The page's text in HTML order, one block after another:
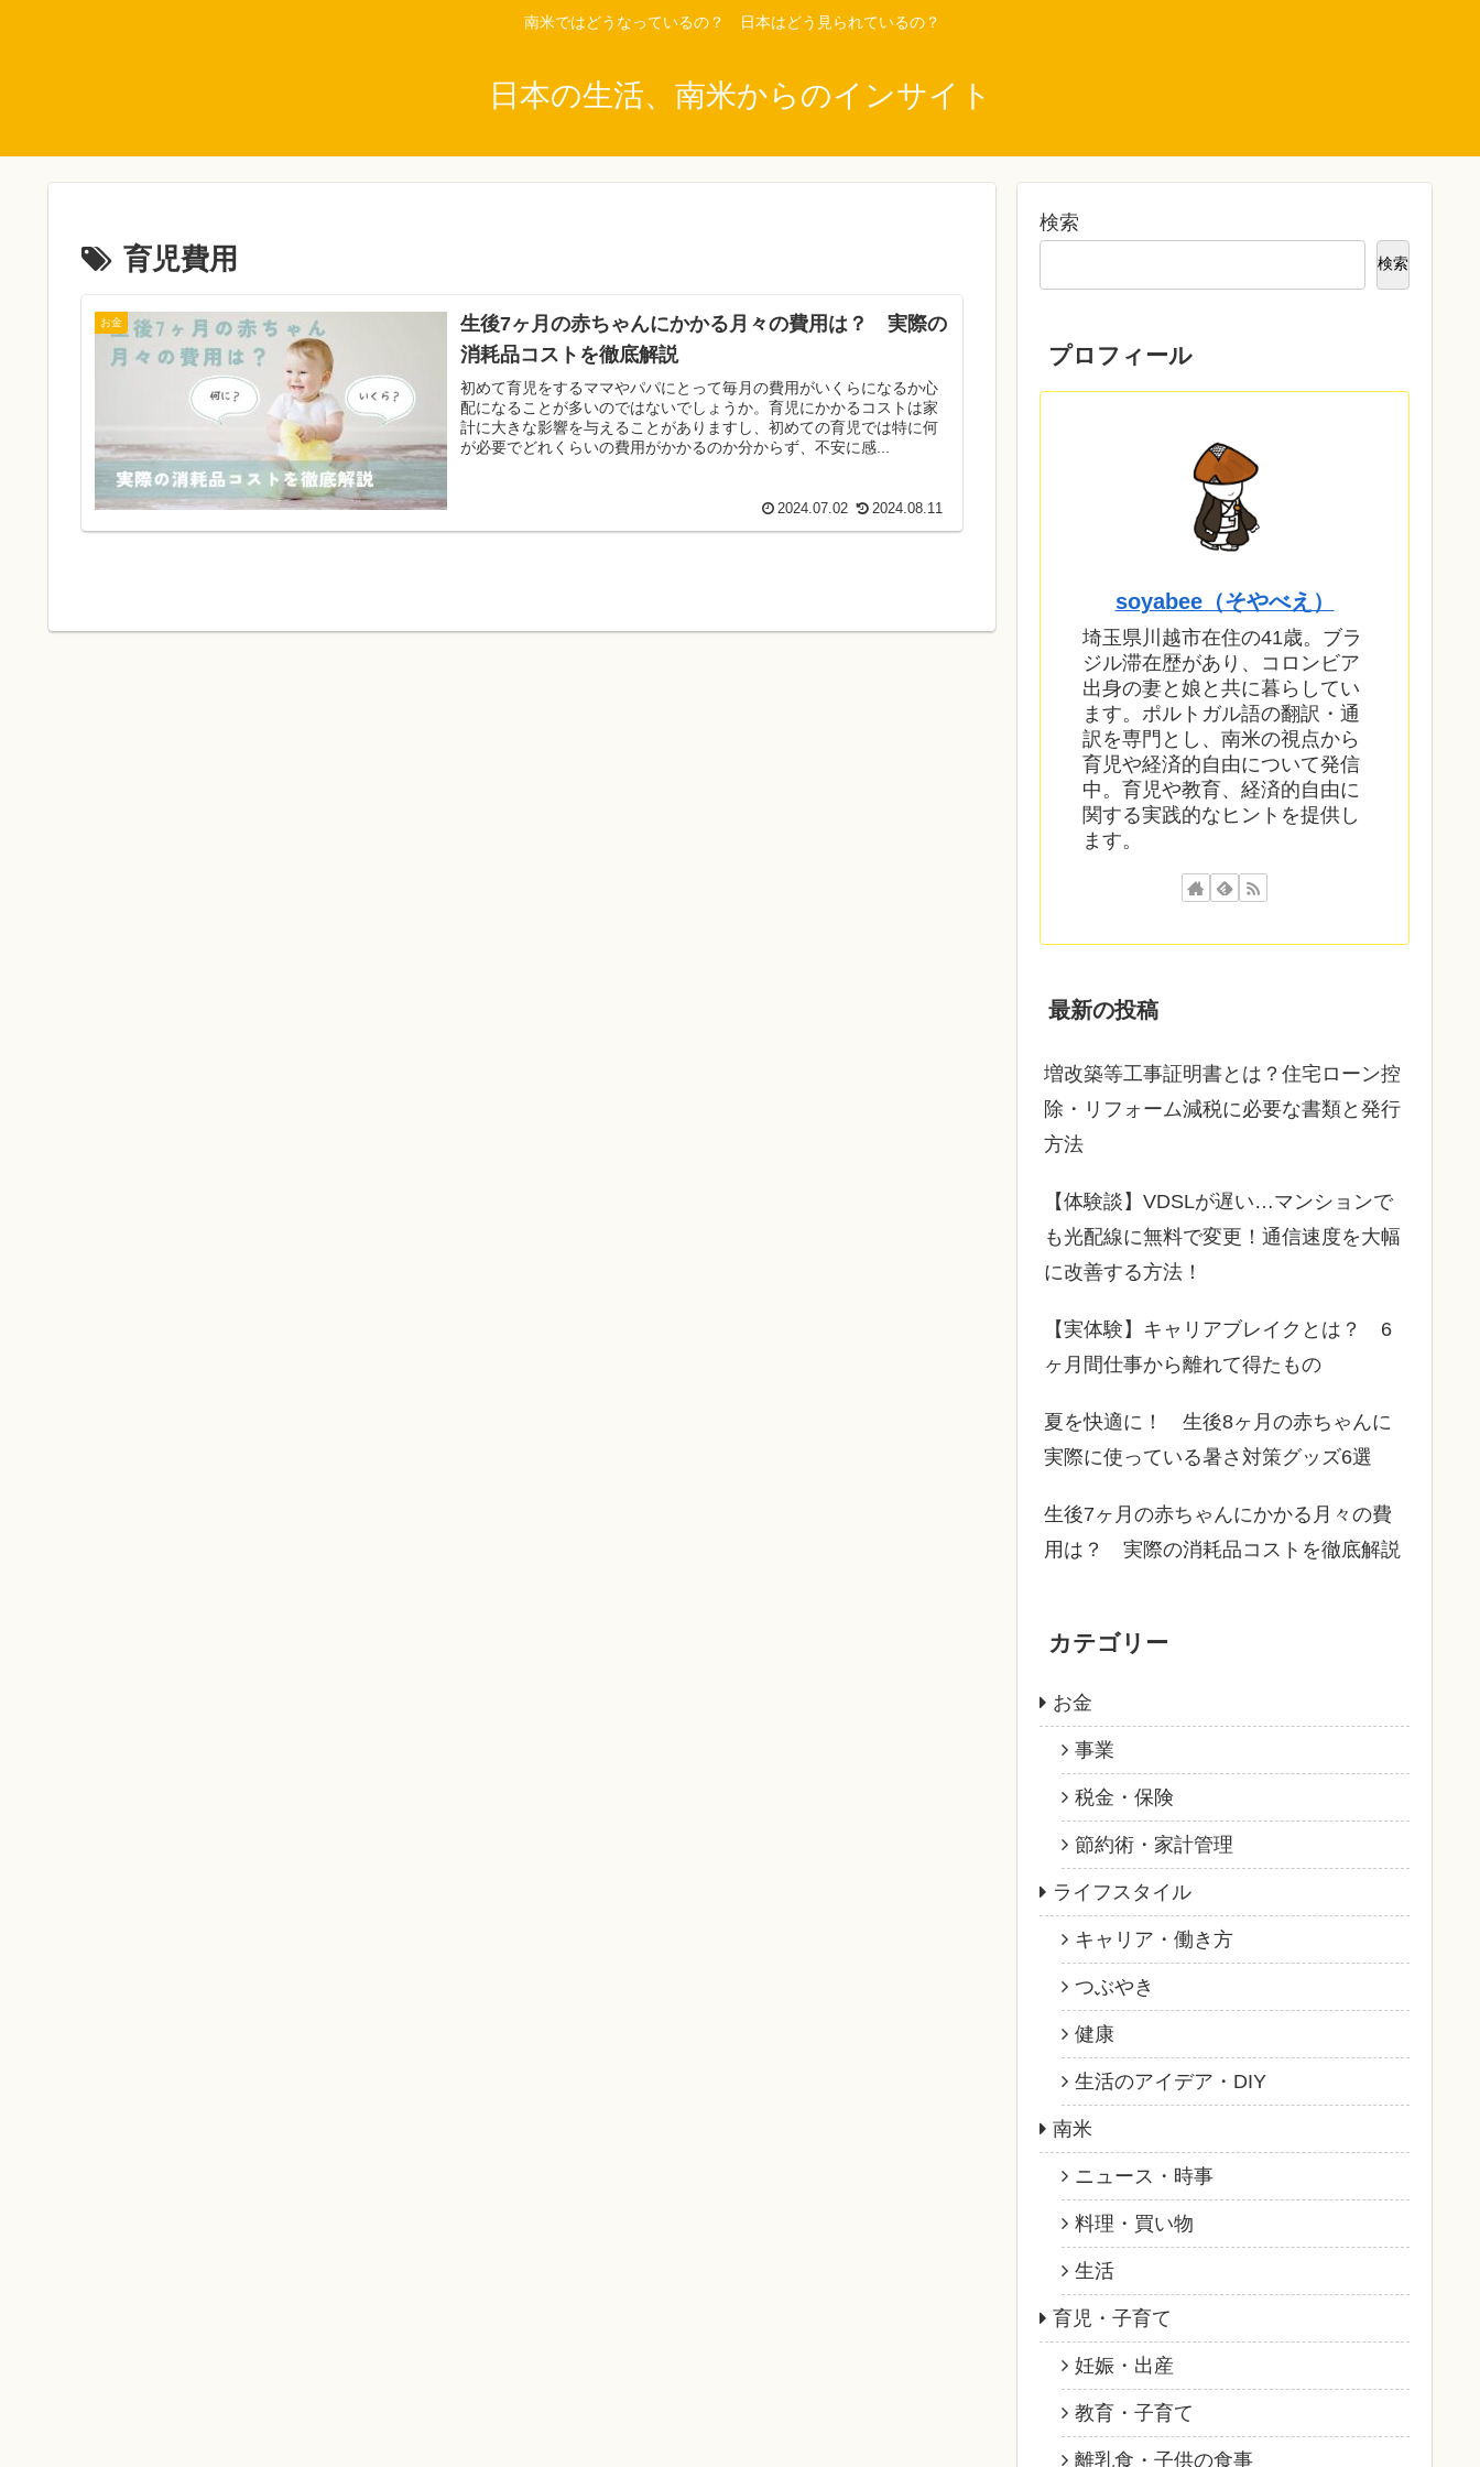
南米ではどうなっているの？ 日本はどう見られているの？
日本の生活、南米からのインサイト
育児費用
お金
生後7ヶ月の赤ちゃんにかかる月々の費用は？ 実際の
消耗品コストを徹底解説
初めて育児をするママやパパにとって毎月の費用がいくらになるか心
配になることが多いのではないでしょうか。育児にかかるコストは家
計に大きな影響を与えることがありますし、初めての育児では特に何
が必要でどれくらいの費用がかかるのか分からず、不安に感...
2024.07.02 2024.08.11
検索
検索
プロフィール
soyabee（そやべえ）
埼玉県川越市在住の41歳。ブラ
ジル滞在歴があり、コロンビア
出身の妻と娘と共に暮らしてい
ます。ポルトガル語の翻訳・通
訳を専門とし、南米の視点から
育児や経済的自由について発信
中。育児や教育、経済的自由に
関する実践的なヒントを提供し
ます。
最新の投稿
増改築等工事証明書とは？住宅ローン控
除・リフォーム減税に必要な書類と発行
方法
【体験談】VDSLが遅い…マンションで
も光配線に無料で変更！通信速度を大幅
に改善する方法！
【実体験】キャリアブレイクとは？ 6
ヶ月間仕事から離れて得たもの
夏を快適に！ 生後8ヶ月の赤ちゃんに
実際に使っている暑さ対策グッズ6選
生後7ヶ月の赤ちゃんにかかる月々の費
用は？ 実際の消耗品コストを徹底解説
カテゴリー
お金
事業
税金・保険
節約術・家計管理
ライフスタイル
キャリア・働き方
つぶやき
健康
生活のアイデア・DIY
南米
ニュース・時事
料理・買い物
生活
育児・子育て
妊娠・出産
教育・子育て
離乳食・子供の食事